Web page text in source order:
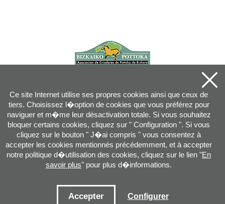
info@pottoka.info
Conditions d'Utilisation-Politique de Privacité-Politique des Cookies
Ce site Internet utilise ses propres cookies ainsi que ceux de
tiers. Choisissez l�option de cookies que vous préférez pour
naviguer et m�me leur désactivation totale. Si vous souhaitez
bloquer certains cookies, cliquez sur " Configuration ". Si vous
cliquez sur le bouton " J�ai compris " vous consentez à
accepter les cookies mentionnés précédemment, et à accepter
notre politique d�utilisation des cookies, cliquez sur le lien "En
savoir plus" pour plus d�informations.
Accepter Configurer